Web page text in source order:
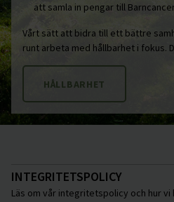
att samla in pengar till
Vårt sätt att bidra till ett bättre
runt arbeta med hållbarhet i fokus.
HÅLLBARHET
INTEGRITETSPOLICY
Läs om vår integritetspolicy och hur